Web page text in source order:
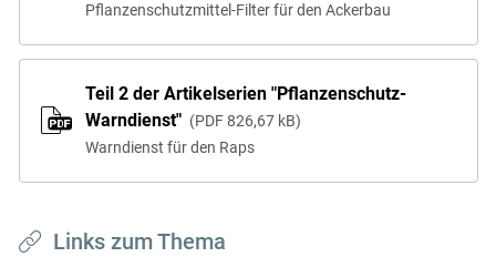
Pflanzenschutzmittel-Filter für den Ackerbau
Teil 2 der Artikelserien "Pflanzenschutz-
Warndienst"
PDF 826,67 kB
Warndienst für den Raps
Links zum Thema